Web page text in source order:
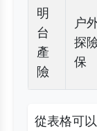
明
台
產
險
户
探
保
從表格可